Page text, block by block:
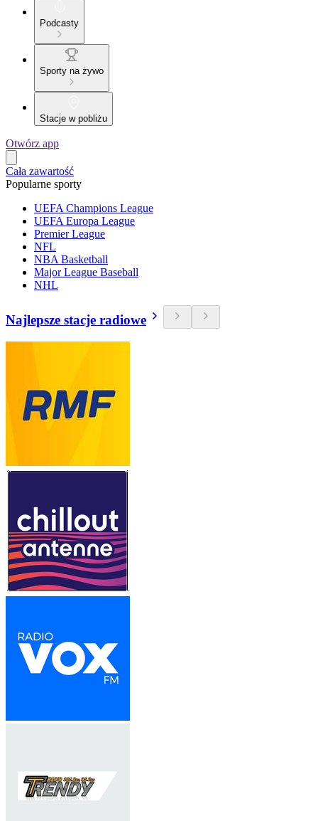
Podcasty
Sporty na żywo
Stacje w pobliżu
Otwórz app
Cała zawartość
Popularne sporty
UEFA Champions League
UEFA Europa League
Premier League
NFL
NBA Basketball
Major League Baseball
NHL
Najlepsze stacje radiowe